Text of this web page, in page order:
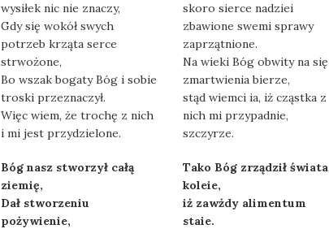
wysiłek nic nie znaczy,
Gdy się wokół swych
potrzeb krząta serce
strwożone,
Bo wszak bogaty Bóg i sobie
troski przeznaczył.
Więc wiem, że trochę z nich
i mi jest przydzielone.
skoro sierce nadziei
zbawione swemi sprawy
zaprzątnione.
Na wieki Bóg obwity na się
zmartwienia bierze,
stąd wiemci ia, iż cząstka z
nich mi przypadnie,
szczyrze.
Bóg nasz stworzył całą
ziemię,
Dał stworzeniu
pożywienie,
Tako Bóg zrządził świata
koleie,
iż zawżdy alimentum
staie.